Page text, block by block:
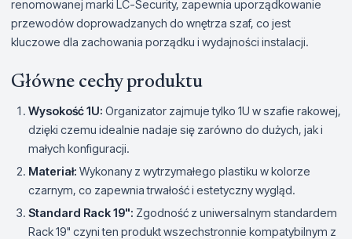
renomowanej marki LC-Security, zapewnia uporządkowanie
przewodów doprowadzanych do wnętrza szaf, co jest
kluczowe dla zachowania porządku i wydajności instalacji.
Główne cechy produktu
Wysokość 1U: Organizator zajmuje tylko 1U w szafie rakowej,
dzięki czemu idealnie nadaje się zarówno do dużych, jak i
małych konfiguracji.
Materiał: Wykonany z wytrzymałego plastiku w kolorze
czarnym, co zapewnia trwałość i estetyczny wygląd.
Standard Rack 19": Zgodność z uniwersalnym standardem
Rack 19" czyni ten produkt wszechstronnie kompatybilnym z